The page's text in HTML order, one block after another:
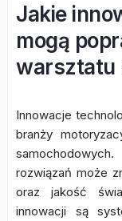
Jakie
mogą
warsztatu
Innowacje
branży
rozwiązań może
oraz jakość
innowacji są